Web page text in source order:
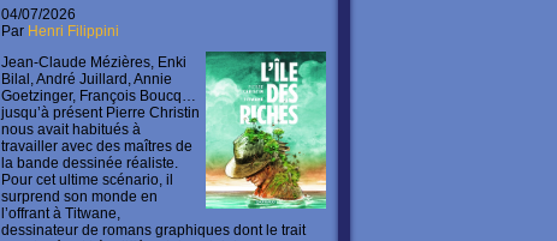
04/07/2026
Par Henri Filippini
Jean-Claude Mézières, Enki
Bilal, André Juillard, Annie
Goetzinger, François Boucq…
jusqu’à présent Pierre Christin
nous avait habitués à
travailler avec des maîtres de
la bande dessinée réaliste.
Pour cet ultime scénario, il
surprend son monde en
l’offrant à Titwane,
dessinateur de romans graphiques dont le trait